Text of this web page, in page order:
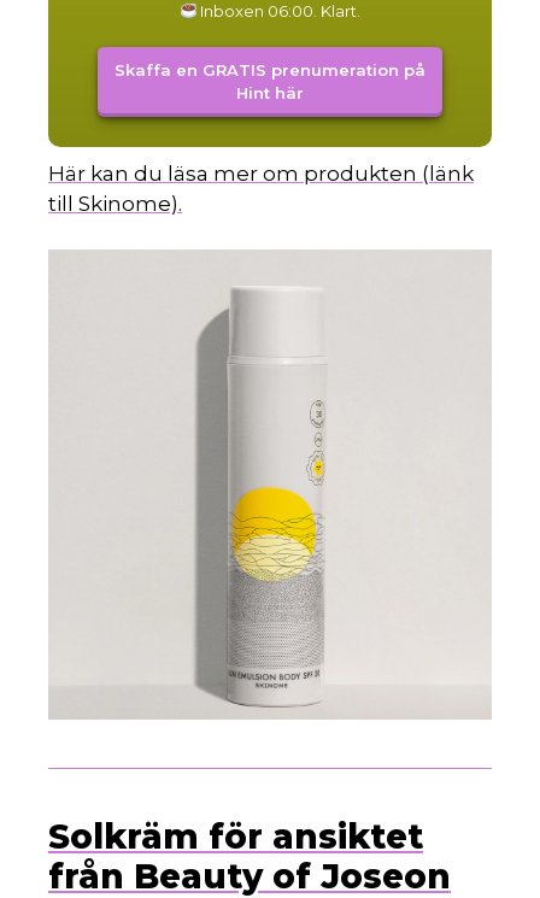
Inboxen 06:00. Klart.
Skaffa en GRATIS prenumeration på
Hint här
Här kan du läsa mer om produkten (länk
till Skinome).
Solkräm för ansiktet
från Beauty of Joseon